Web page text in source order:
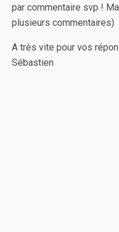
par commentaire svp !
plusieurs commentaires)
A très vite pour vos
Sébastien